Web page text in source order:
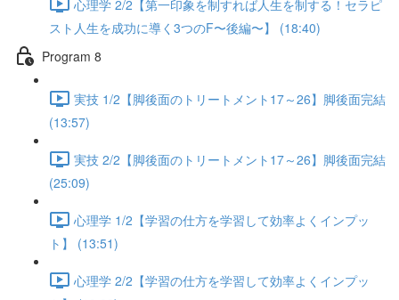
心理学 2/2【第一印象を制すれば人生を制する！セラピ
スト人生を成功に導く3つのF〜後編〜】 (18:40)
Program 8
実技 1/2【脚後面のトリートメント17～26】脚後面完結
(13:57)
実技 2/2【脚後面のトリートメント17～26】脚後面完結
(25:09)
心理学 1/2【学習の仕方を学習して効率よくインプッ
ト】 (13:51)
心理学 2/2【学習の仕方を学習して効率よくインプッ